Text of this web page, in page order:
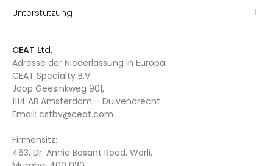
Unterstützung
CEAT Ltd.
Adresse der Niederlassung in Europa:
CEAT Specialty B.V.
Joop Geesinkweg 901,
1114 AB Amsterdam – Duivendrecht
Email: cstbv@ceat.com
Firmensitz:
463, Dr. Annie Besant Road, Worli,